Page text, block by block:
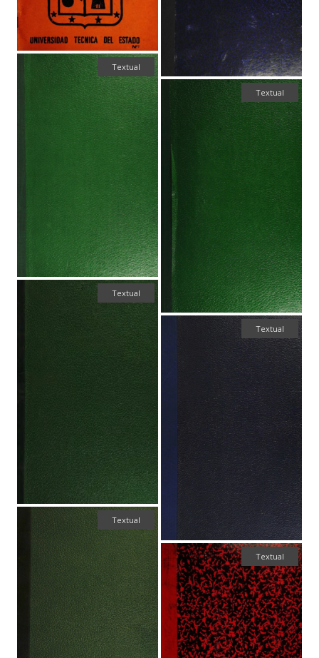
Textual
Textual
Textual
Textual
Textual
Textual